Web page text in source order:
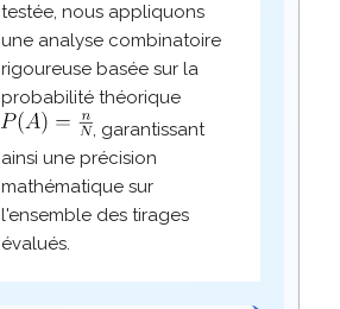
testée, nous appliquons
une analyse combinatoire
rigoureuse basée sur la
probabilité théorique
, garantissant
ainsi une précision
mathématique sur
l'ensemble des tirages
évalués.